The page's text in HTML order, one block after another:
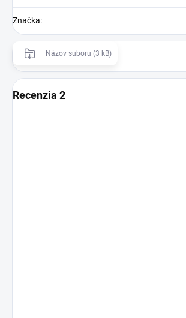
Značka:
Názov suboru (3 kB)
Recenzia 2